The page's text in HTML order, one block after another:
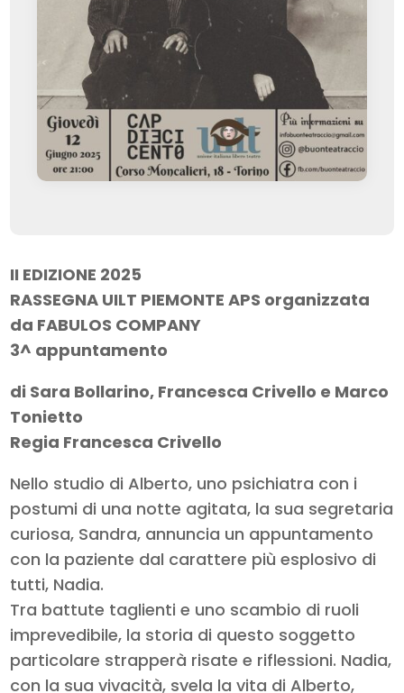
II EDIZIONE 2025
RASSEGNA UILT PIEMONTE APS organizzata
da FABULOS COMPANY
3^ appuntamento
di Sara Bollarino, Francesca Crivello e Marco
Tonietto
Regia Francesca Crivello
Nello studio di Alberto, uno psichiatra con i
postumi di una notte agitata, la sua segretaria
curiosa, Sandra, annuncia un appuntamento
con la paziente dal carattere più esplosivo di
tutti, Nadia.
Tra battute taglienti e uno scambio di ruoli
imprevedibile, la storia di questo soggetto
particolare strapperà risate e riflessioni. Nadia,
con la sua vivacità, svela la vita di Alberto,